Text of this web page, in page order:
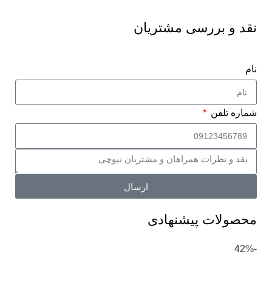
نقد و بررسی مشتریان
نام
شماره تلفن
ارسال
محصولات پیشنهادی
-42%